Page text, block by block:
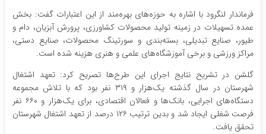
فرماندار لنگرود با اشاره به حوزه‌های بهره‌مند از این اعتبارات گفت: بخش
عمده تسهیلات در زمینه تولید محصولات کشاورزی، پرورش آبزیان، دام و
طیور، صنایع تبدیلی، بسته‌بندی و سورتینگ محصولات، صنایع دستی،
مراکز ورزشی و برخی آموزشگاه‌های علمی و هنری هزینه شده است.
گلشن در تشریح نتایج اجرای این طرح‌ها تصریح کرد: تعهد اشتغال
شهرستان در سال گذشته یک‌هزار و ۳۱۹ نفر بود که با تلاش مجموعه
دستگاه‌های اجرایی، بانک‌ها و فعالان اقتصادی، برای یک‌هزار و ۶۶۰ نفر
فرصت شغلی ایجاد شد و بدین ترتیب ۱۲۶ درصد از تعهد اشتغال شهرستان
تحقق یافت.